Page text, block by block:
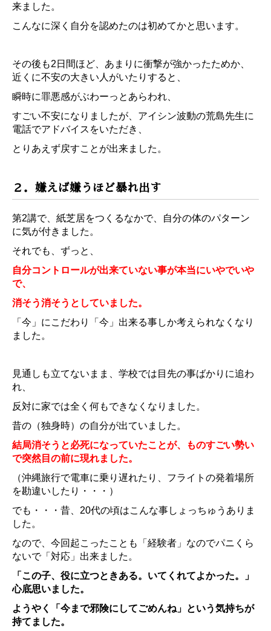
来ました。
こんなに深く自分を認めたのは初めてかと思います。
その後も2日間ほど、あまりに衝撃が強かったためか、
近くに不安の大きい人がいたりすると、
瞬時に罪悪感がぶわーっとあらわれ、
すごい不安になりましたが、アイシン波動の荒島先生に
電話でアドバイスをいただき、
とりあえず戻すことが出来ました。
２．嫌えば嫌うほど暴れ出す
第2講で、紙芝居をつくるなかで、自分の体のパターン
に気が付きました。
それでも、ずっと、
自分コントロールが出来ていない事が本当にいやでいや
で、
消そう消そうとしていました。
「今」にこだわり「今」出来る事しか考えられなくなり
ました。
見通しも立てないまま、学校では目先の事ばかりに追わ
れ、
反対に家では全く何もできなくなりました。
昔の（独身時）の自分が出ていました。
結局消そうと必死になっていたことが、ものすごい勢い
で突然目の前に現れました。
（沖縄旅行で電車に乗り遅れたり、フライトの発着場所
を勘違いしたり・・・）
でも・・・昔、20代の頃はこんな事しょっちゅうありま
した。
なので、今回起こったことも「経験者」なのでパニくら
ないで「対応」出来ました。
「この子、役に立つときある。いてくれてよかった。」
心底思いました。
ようやく「今まで邪険にしてごめんね」という気持ちが
持てました。